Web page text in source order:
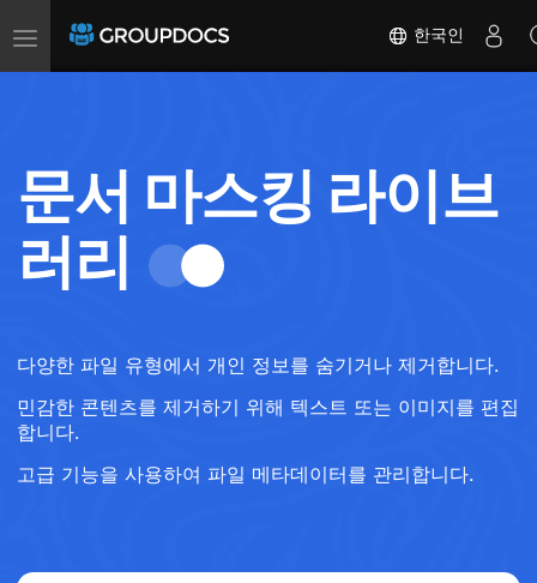
Toggle
navigation
한국인
문서 마스킹 라이브
러리
다양한 파일 유형에서 개인 정보를 숨기거나 제거합니다.
민감한 콘텐츠를 제거하기 위해 텍스트 또는 이미지를 편집
합니다.
고급 기능을 사용하여 파일 메타데이터를 관리합니다.